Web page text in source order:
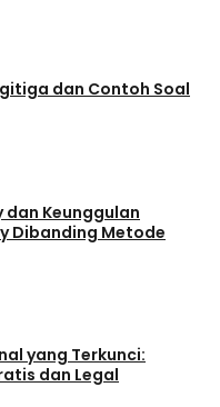
dan Contoh Soal
dan Keunggulan
Dibanding Metode
yang Terkunci:
dan Legal